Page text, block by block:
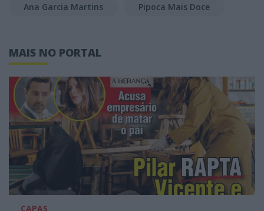
Ana Garcia Martins Pipoca Mais Doce
MAIS NO PORTAL
CAPAS